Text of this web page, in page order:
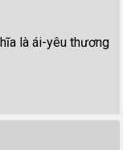
là ái-yêu thương